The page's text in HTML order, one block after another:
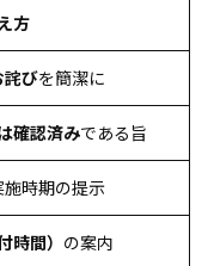
方
詫びを簡潔に
確認済みである旨
施時期の提示
時間） の案内